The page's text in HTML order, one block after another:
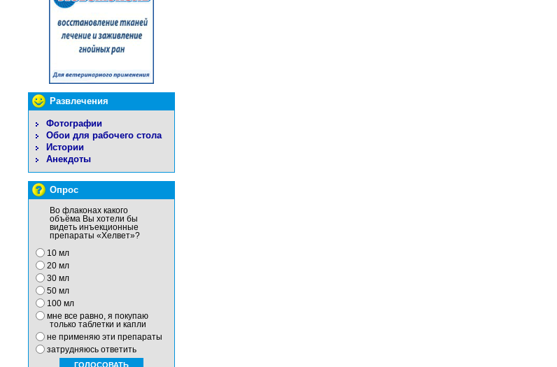
Развлечения
Фотографии
Обои для рабочего стола
Истории
Анекдоты
Опрос
Во флаконах какого
объёма Вы хотели бы
видеть инъекционные
препараты «Хелвет»?
10 мл
20 мл
30 мл
50 мл
100 мл
мне все равно, я покупаю
только таблетки и капли
не применяю эти препараты
затрудняюсь ответить